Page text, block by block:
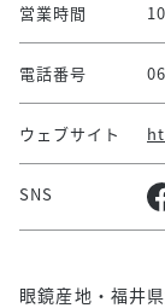
営業時間
電話番号
ウェブサイト
SNS
眼鏡産地・福井